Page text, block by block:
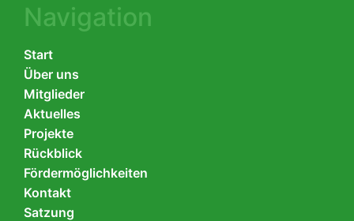
Navigation
Start
Über uns
Mitglieder
Aktuelles
Projekte
Rückblick
Fördermöglichkeiten
Kontakt
Satzung